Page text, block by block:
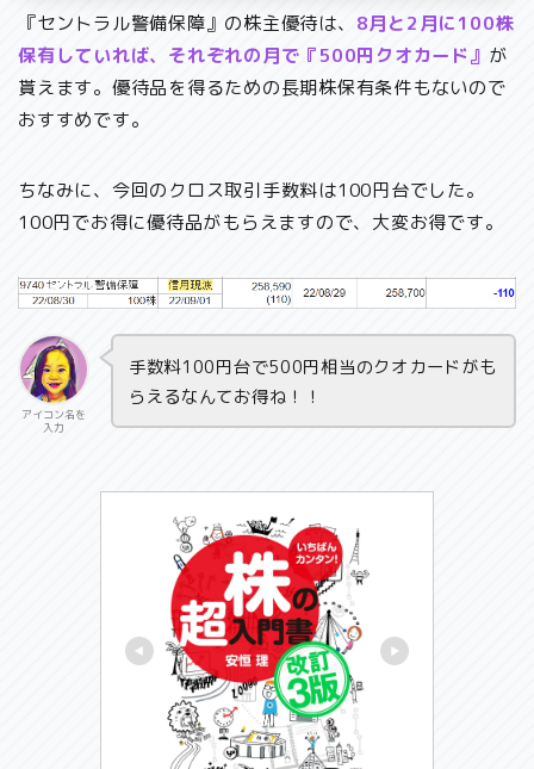
『セントラル警備保障』の株主優待は、 8月と2月に100株
保有していれば、それぞれの月で『500円クオカード』 が
貰えます。優待品を得るための長期株保有条件もないので
おすすめです。
ちなみに、今回のクロス取引手数料は100円台でした。
100円でお得に優待品がもらえますので、大変お得です。
アイコン名を
入力
手数料100円台で500円相当のクオカードがも
らえるなんてお得ね！！